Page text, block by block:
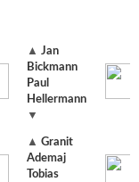
▲ Jan
Bickmann
Paul
Hellermann
▼
▲ Granit
Ademaj
Tobias